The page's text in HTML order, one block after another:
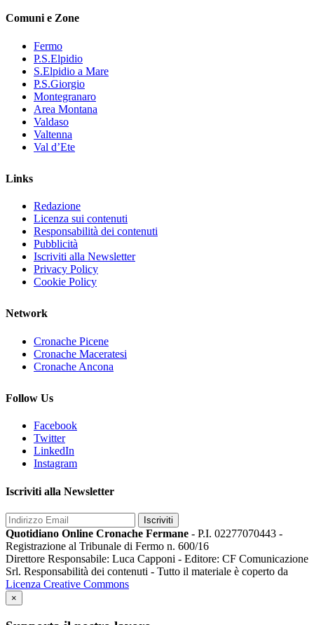
Comuni e Zone
Fermo
P.S.Elpidio
S.Elpidio a Mare
P.S.Giorgio
Montegranaro
Area Montana
Valdaso
Valtenna
Val d’Ete
Links
Redazione
Licenza sui contenuti
Responsabilità dei contenuti
Pubblicità
Iscriviti alla Newsletter
Privacy Policy
Cookie Policy
Network
Cronache Picene
Cronache Maceratesi
Cronache Ancona
Follow Us
Facebook
Twitter
LinkedIn
Instagram
Iscriviti alla Newsletter
Iscriviti
Quotidiano Online Cronache Fermane - P.I. 02277070443 -
Registrazione al Tribunale di Fermo n. 600/16
Direttore Responsabile: Luca Capponi - Editore: CF Comunicazione
Srl. Responsabilità dei contenuti - Tutto il materiale è coperto da
Licenza Creative Commons
×